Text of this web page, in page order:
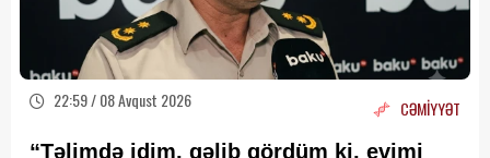
22:59 / 08 Avqust 2026 CƏMİYYƏT
“Təlimdə idim, gəlib gördüm ki, evimi